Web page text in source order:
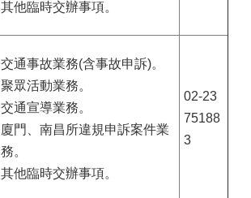
其他臨時交辦事項。
交通事故業務(含事故申訴)。
聚眾活動業務。
交通宣導業務。
廈門、南昌所違規申訴案件業
務。
其他臨時交辦事項。
02-23
75188
3